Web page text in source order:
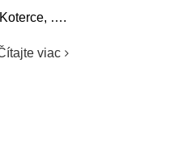
Koterce, ….